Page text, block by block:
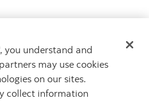
you understand and
may use cookies
on our sites.
collect information